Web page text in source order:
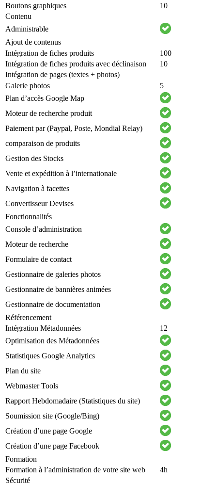
Boutons graphiques
10
Contenu
Administrable
Ajout de contenus
Intégration de fiches produits
100
Intégration de fiches produits avec déclinaison
10
Intégration de pages (textes + photos)
Galerie photos
5
Plan d’accès Google Map
Moteur de recherche produit
Paiement par (Paypal, Poste, Mondial Relay)
comparaison de produits
Gestion des Stocks
Vente et expédition à l’internationale
Navigation à facettes
Convertisseur Devises
Fonctionnalités
Console d’administration
Moteur de recherche
Formulaire de contact
Gestionnaire de galeries photos
Gestionnaire de bannières animées
Gestionnaire de documentation
Référencement
Intégration Métadonnées
12
Optimisation des Métadonnées
Statistiques Google Analytics
Plan du site
Webmaster Tools
Rapport Hebdomadaire (Statistiques du site)
Soumission site (Google/Bing)
Création d’une page Google
Création d’une page Facebook
Formation
Formation à l’administration de votre site web
4h
Sécurité